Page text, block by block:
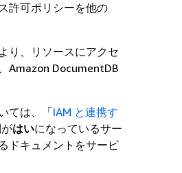
許可ポリシーを他の
り、リソースにアクセ
Amazon DocumentDB
ては、「IAM と連携す
はいになっているサー
ドキュメントをサービ